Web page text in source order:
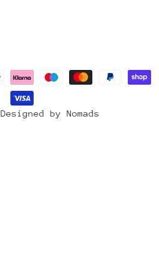
Designed by Nomads